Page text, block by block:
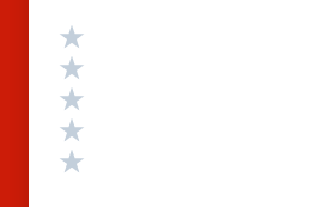
Valutazione